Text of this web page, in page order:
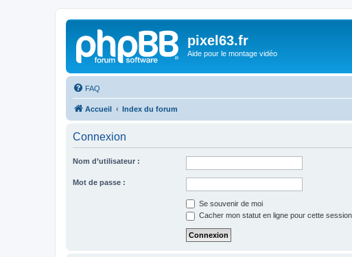
pixel63.fr
Aide pour le montage vidéo
FAQ
Accueil Index du forum
Connexion
Nom d’utilisateur :
Mot de passe :
Se souvenir de moi
Cacher mon statut en ligne pour cette session